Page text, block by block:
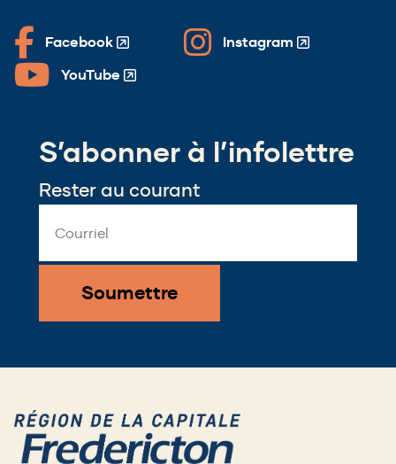
Facebook
(Opens
in
window)
Instagram
(Opens
window)
YouTube
(Opens
newS’abonner à l’infolettre
Rester au courant
Address
*